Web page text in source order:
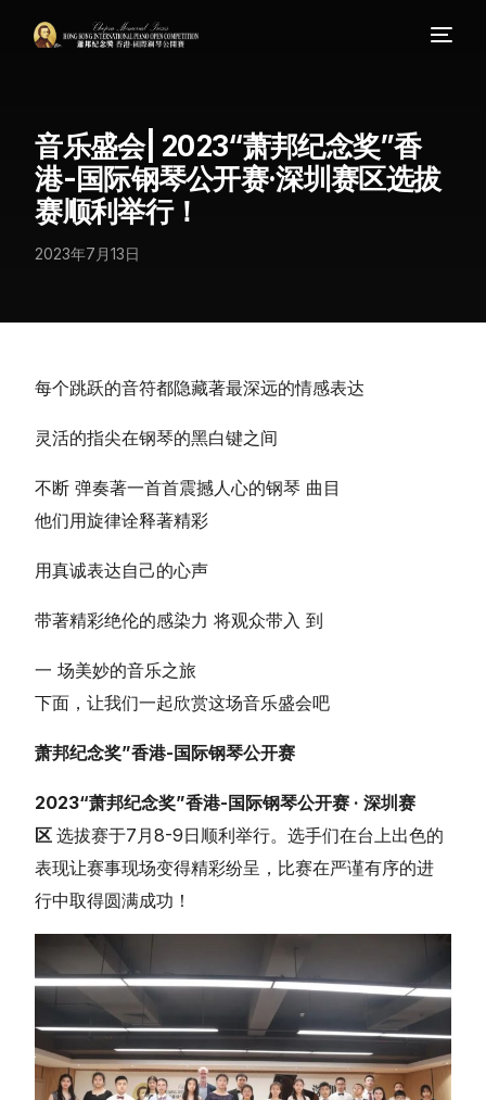
音乐盛会| 2023“萧邦纪念奖”香
港-国际钢琴公开赛·深圳赛区选拔
赛顺利举行！
2023年7月13日
每个跳跃的音符都隐藏著最深远的情感表达
灵活的指尖在钢琴的黑白键之间
不断 弹奏著一首首震撼人心的钢琴 曲目
他们用旋律诠释著精彩
用真诚表达自己的心声
带著精彩绝伦的感染力 将观众带入 到
一 场美妙的音乐之旅
下面，让我们一起欣赏这场音乐盛会吧
萧邦纪念奖”香港-国际钢琴公开赛
2023“萧邦纪念奖”香港-国际钢琴公开赛 · 深圳赛
区选拔赛于7月8-9日顺利举行。选手们在台上出色的
表现让赛事现场变得精彩纷呈，比赛在严谨有序的进
行中取得圆满成功！
简体中文